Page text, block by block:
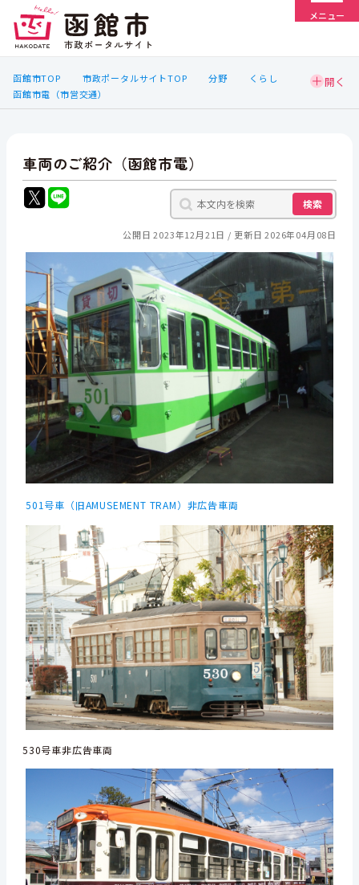
メニュー
函館市TOP 市政ポータルサイトTOP 分野
くらし
函館市電（市営交通）
車両のご紹介（函館市電）
検索
公開日 2023年12月21日 更新日 2026年04月08日
501号車（旧AMUSEMENT TRAM）非広告車両
530号車非広告車両